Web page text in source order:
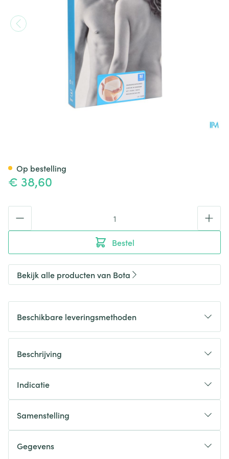
€ 38,60
Bestel
Op bestelling
Bekijk alle producten van Bota
Beschikbare leveringsmethoden
Beschrijving
Indicatie
Samenstelling
Gegevens